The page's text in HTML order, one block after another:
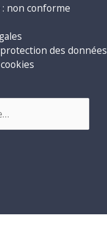
non conforme
des données